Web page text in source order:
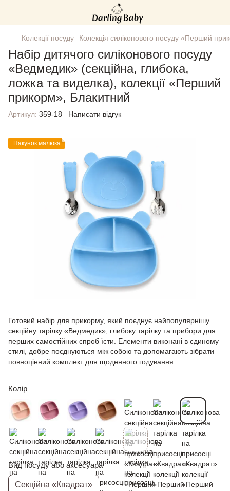
Колекції посуду Колекція силіконового посуду «Перший
Набір дитячого силіконового посуду
«Ведмедик» (секційна, глибока,
ложка та виделка), колекції «Перший
прикорм», Блакитний
Артикул: 359-18 Написати відгук
Пакунок малюка
Готовий набір для прикорму, який поєднує найпопулярнішу
секційну тарілку «Ведмедик», глибоку тарілку та прибори для
перших самостійних спроб їсти. Елементи виконані в єдиному
стилі, добре поєднуються між собою та допомагають зібрати
повноцінний комплект для щоденного годування.
Колір
Вид посуду або аксесуара
Секційна «Квадрат»